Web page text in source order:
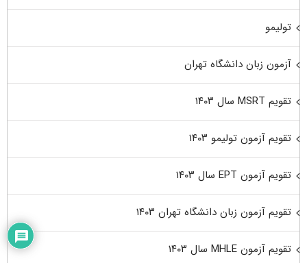
تولیمو
آزمون زبان دانشگاه تهران
تقویم MSRT سال ۱۴۰۳
تقویم آزمون تولیمو ۱۴۰۳
تقویم آزمون EPT سال ۱۴۰۳
تقویم آزمون زبان دانشگاه تهران ۱۴۰۳
تقویم آزمون MHLE سال ۱۴۰۳